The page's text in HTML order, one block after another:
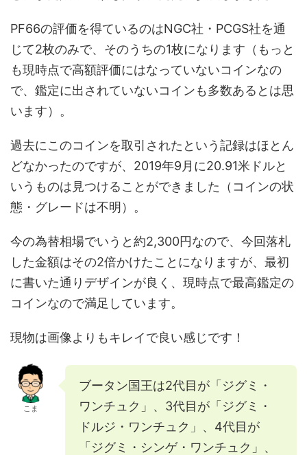
PF66の評価を得ているのはNGC社・PCGS社を通
じて2枚のみで、そのうちの1枚になります（もっと
も現時点で高額評価にはなっていないコインなの
で、鑑定に出されていないコインも多数あるとは思
います）。
過去にこのコインを取引されたという記録はほとん
どなかったのですが、2019年9月に20.91米ドルと
いうものは見つけることができました（コインの状
態・グレードは不明）。
今の為替相場でいうと約2,300円なので、今回落札
した金額はその2倍かけたことになりますが、最初
に書いた通りデザインが良く、現時点で最高鑑定の
コインなので満足しています。
現物は画像よりもキレイで良い感じです！
こま
ブータン国王は2代目が「ジグミ・
ワンチュク」、3代目が「ジグミ・
ドルジ・ワンチュク」、4代目が
「ジグミ・シンゲ・ワンチュク」、